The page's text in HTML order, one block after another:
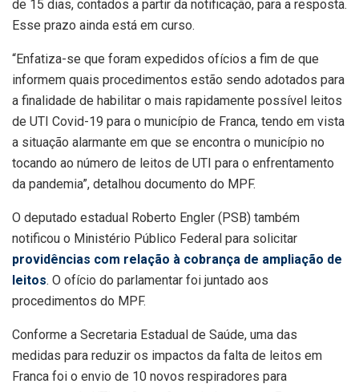
de 15 dias, contados a partir da notificação, para a resposta.
Esse prazo ainda está em curso.
“Enfatiza-se que foram expedidos ofícios a fim de que
informem quais procedimentos estão sendo adotados para
a finalidade de habilitar o mais rapidamente possível leitos
de UTI Covid-19 para o município de Franca, tendo em vista
a situação alarmante em que se encontra o município no
tocando ao número de leitos de UTI para o enfrentamento
da pandemia”, detalhou documento do MPF.
O deputado estadual Roberto Engler (PSB) também
notificou o Ministério Público Federal para solicitar
providências com relação à cobrança de ampliação de
leitos. O ofício do parlamentar foi juntado aos
procedimentos do MPF.
Conforme a Secretaria Estadual de Saúde, uma das
medidas para reduzir os impactos da falta de leitos em
Franca foi o envio de 10 novos respiradores para